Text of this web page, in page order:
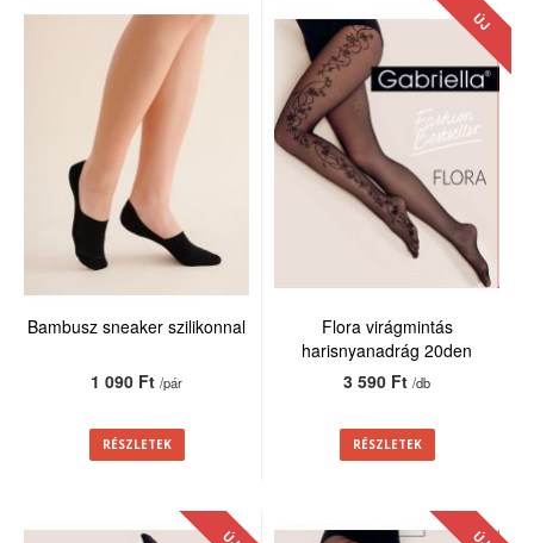
Bambusz sneaker szilikonnal
1 090 Ft/pár
RÉSZLETEK
ÚJ
Flora virágmintás
harisnyanadrág 20den
3 590 Ft/db
RÉSZLETEK